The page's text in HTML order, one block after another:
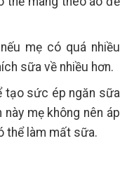
mẹ có quá nhiều
sữa về nhiều hơn.
tạo sức ép ngăn sữa
mẹ không nên áp
thể làm mất sữa.